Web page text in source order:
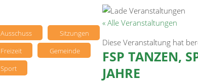
Ausschuss
Sitzungen
Freizeit
Gemeinde
Sport
« Alle Veranstaltungen
Diese Veranstaltung hat
FSP TANZEN,
AHRE